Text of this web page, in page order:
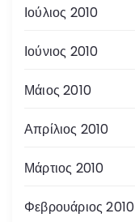
Ιούλιος 2010
Ιούνιος 2010
Μάιος 2010
Απρίλιος 2010
Μάρτιος 2010
Φεβρουάριος 2010